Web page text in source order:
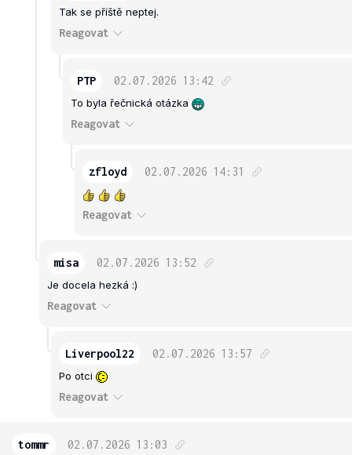
Tak se příště neptej.
Reagovat
PTP 02.07.2026 13:42
To byla řečnická otázka
Reagovat
zfloyd 02.07.2026 14:31
Reagovat
misa 02.07.2026 13:52
Je docela hezká :)
Reagovat
Liverpool22 02.07.2026 13:57
Po otci
Reagovat
tommr 02.07.2026 13:03